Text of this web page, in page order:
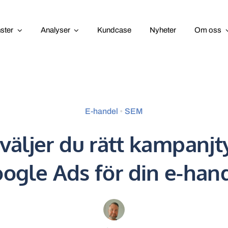
Analyser Kundcase Nyheter Om oss
E-handel • SEM
du rätt
Ads för din e-